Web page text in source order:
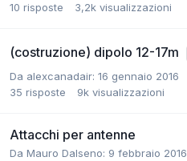
10 risposte 3,2k visualizzazioni
(costruzione) dipolo 12-17m
Da alexcanadair: 16 gennaio 2016
35 risposte 9k visualizzazioni
Attacchi per antenne
Da Mauro Dalseno: 9 febbraio 2016